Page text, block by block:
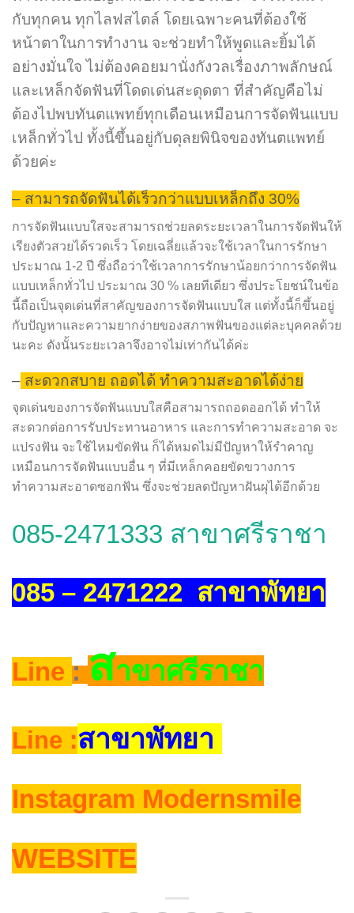
กับทุกคน ทุกไลฟสไตล์ โดยเฉพาะคนที่ต้องใช้
หน้าตาในการทำงาน จะช่วยทำให้พูดและยิ้มได้
อย่างมั่นใจ ไม่ต้องคอยมานั่งกังวลเรื่องภาพลักษณ์
และเหล็กจัดฟันที่โดดเด่นสะดุดตา ที่สำคัญคือไม่
ต้องไปพบทันตแพทย์ทุกเดือนเหมือนการจัดฟันแบบ
เหล็กทั่วไป ทั้งนี้ขึ้นอยู่กับดุลยพินิจของทันตแพทย์
ด้วยค่ะ
– สามารถจัดฟันได้เร็วกว่าแบบเหล็กถึง 30%
การจัดฟันแบบใสจะสามารถช่วยลดระยะเวลาในการจัดฟันให้
เรียงตัวสวยได้รวดเร็ว โดยเฉลี่ยแล้วจะใช้เวลาในการรักษา
ประมาณ 1-2 ปี ซึ่งถือว่าใช้เวลาการรักษาน้อยกว่าการจัดฟัน
แบบเหล็กทั่วไป ประมาณ 30 % เลยทีเดียว ซึ่งประโยชน์ในข้อ
นี้ถือเป็นจุดเด่นที่สาคัญของการจัดฟันแบบใส แต่ทั้งนี้ก็ขึ้นอยู่
กับปัญหาและความยากง่ายของสภาพฟันของแต่ละบุคคลด้วย
นะคะ ดังนั้นระยะเวลาจึงอาจไม่เท่ากันได้ค่ะ
– สะดวกสบาย ถอดได้ ทำความสะอาดได้ง่าย
จุดเด่นของการจัดฟันแบบใสคือสามารถถอดออกได้ ทำให้
สะดวกต่อการรับประทานอาหาร และการทำความสะอาด จะ
แปรงฟัน จะใช้ไหมขัดฟัน ก็ได้หมดไม่มีปัญหาให้รำคาญ
เหมือนการจัดฟันแบบอื่น ๆ ที่มีเหล็กคอยขัดขวางการ
ทำความสะอาดซอกฟัน ซึ่งจะช่วยลดปัญหาฝันผุได้อีกด้วย
085-2471333 สาขาศรีราชา
085 – 2471222 สาขาพัทยา
Line :สาขาศรีราชา
Line :สาขาพัทยา
Instagram Modernsmile
WEBSITE